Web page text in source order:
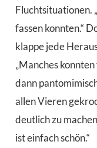
Fluchtsituationen.
fassen konnten.“
klappe jede
„Manches
dann
allen Vieren
deutlich zu
ist einfach schön.“